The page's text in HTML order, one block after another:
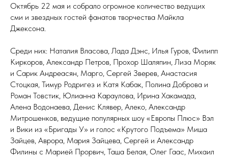
Октябрь 22 мая и собрало огромное количество ведущих
сми и звездных гостей фанатов творчества Майкла
Джексона.
Среди них: Наталия Власова, Лада Дэнс, Илья Гуров, Филипп
Киркоров, Александр Петров, Прохор Шаляпин, Лиза Моряк
и Сарик Андреасян, Марго, Сергей Зверев, Анастасия
Стоцкая, Тимур Родригез и Катя Кабак, Полина Доброва и
Роман Товстик, Юлианна Караулова, Ирина Хакамада,
Алена Водонаева, Денис Клявер, Алеко, Александр
Митрошенков, ведущие популярных шоу «Европы Плюс» Вэл
и Вики из «Бригады У» и голос «Крутого Подъема» Миша
Зайцев, Аврора, Мария Зайцева, Сергей и Александр
Филины с Марией Прорвич, Таша Белая, Олег Гаас, Михаил